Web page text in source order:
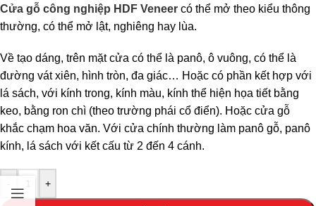
Cửa gỗ công nghiệp HDF Veneer có thể mở theo kiểu thông
thường, có thể mở lật, nghiêng hay lùa.
Về tạo dáng, trên mặt cửa có thể là panô, ô vuông, có thể là
đường vát xiên, hình tròn, đa giác… Hoặc có phần kết hợp với
lá sách, với kính trong, kính màu, kính thể hiện họa tiết bằng
keo, bằng ron chì (theo trường phái cổ điển). Hoặc cửa gỗ
khắc chạm hoa văn. Với cửa chính thường làm panô gỗ, panô
kính, lá sách với kết cấu từ 2 đến 4 cánh.
- +